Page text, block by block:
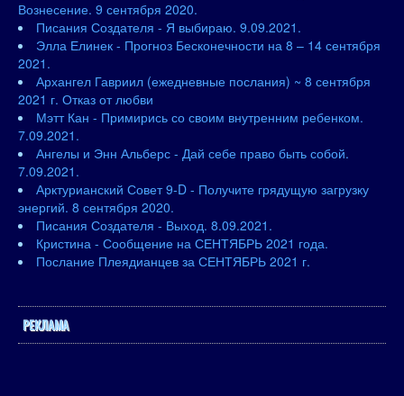
Вознесение. 9 сентября 2020.
Писания Создателя - Я выбираю. 9.09.2021.
Элла Елинек - Прогноз Бесконечности на 8 – 14 сентября
2021.
Архангел Гавриил (ежедневные послания) ~ 8 сентября
2021 г. Отказ от любви
Мэтт Кан - Примирись со своим внутренним ребенком.
7.09.2021.
Ангелы и Энн Альберс - Дай себе право быть собой.
7.09.2021.
Арктурианский Совет 9-D - Получите грядущую загрузку
энергий. 8 сентября 2020.
Писания Создателя - Выход. 8.09.2021.
Кристина - Сообщение на СЕНТЯБРЬ 2021 года.
Послание Плеядианцев за СЕНТЯБРЬ 2021 г.
РЕКЛАМА